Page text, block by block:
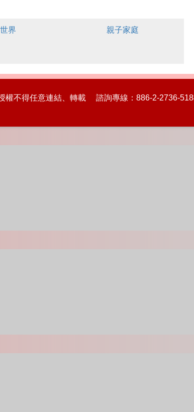
界 親子家庭
權不得任意連結、轉載 諮詢專線：886-2-2736-